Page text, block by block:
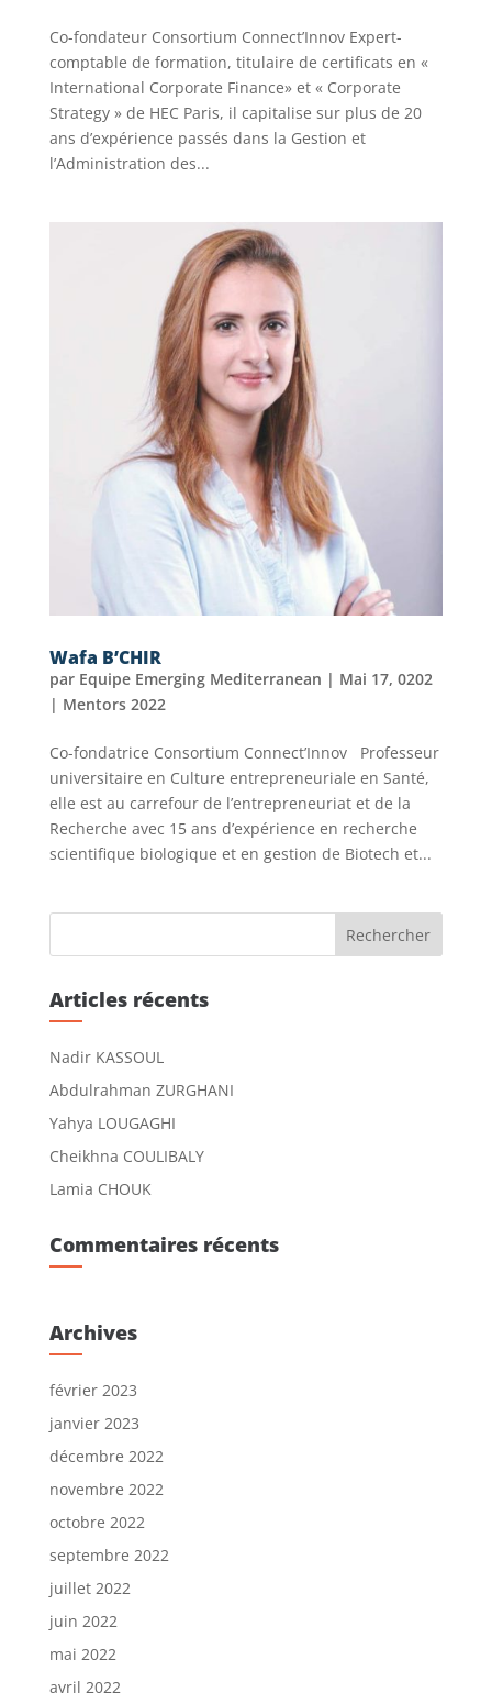
Co-fondateur Consortium Connect’Innov Expert-
comptable de formation, titulaire de certificats en «
International Corporate Finance» et « Corporate
Strategy » de HEC Paris, il capitalise sur plus de 20
ans d’expérience passés dans la Gestion et
l’Administration des...
Wafa B’CHIR
par Equipe Emerging Mediterranean | Mai 17, 0202
| Mentors 2022
Co-fondatrice Consortium Connect’Innov Professeur
universitaire en Culture entrepreneuriale en Santé,
elle est au carrefour de l’entrepreneuriat et de la
Recherche avec 15 ans d’expérience en recherche
scientifique biologique et en gestion de Biotech et...
Articles récents
Nadir KASSOUL
Abdulrahman ZURGHANI
Yahya LOUGAGHI
Cheikhna COULIBALY
Lamia CHOUK
Commentaires récents
Archives
février 2023
janvier 2023
décembre 2022
novembre 2022
octobre 2022
septembre 2022
juillet 2022
juin 2022
mai 2022
avril 2022